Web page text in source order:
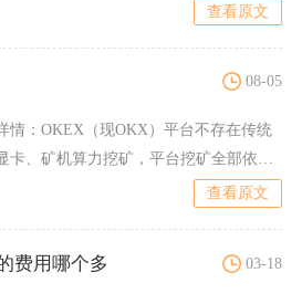
查看原文
08-05
情： OKEX（现OKX）平台不存在传统
卡、矿机算力挖矿，平台挖矿全部依托
查看原文
费用哪个多 03-18